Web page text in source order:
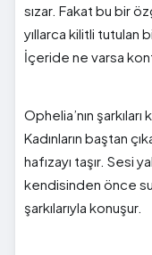
sızar. Fakat bu bir
yıllarca kilitli tutulan bir
İçeride ne varsa
Ophelia’nın
Kadınların baştan
hafızayı taşır. Sesi
kendisinden önce
şarkılarıyla konuşur.